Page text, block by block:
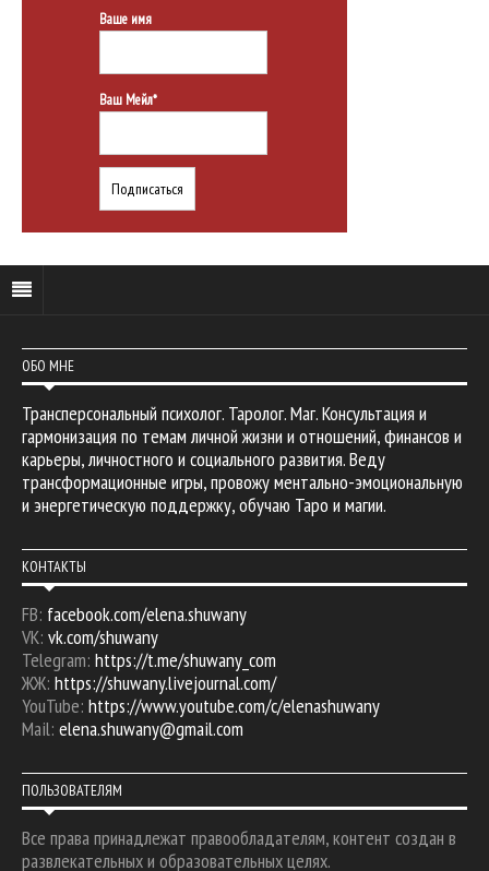
Ваше имя
Ваш Мейл*
ОБО МНЕ
Трансперсональный психолог. Таролог. Маг. Консультация и
гармонизация по темам личной жизни и отношений, финансов и
карьеры, личностного и социального развития. Веду
трансформационные игры, провожу ментально-эмоциональную
и энергетическую поддержку, обучаю Таро и магии.
КОНТАКТЫ
FB: facebook.com/elena.shuwany
VK: vk.com/shuwany
Telegram: https://t.me/shuwany_com
ЖЖ: https://shuwany.livejournal.com/
YouTube: https://www.youtube.com/c/elenashuwany
Mail: elena.shuwany@gmail.com
ПОЛЬЗОВАТЕЛЯМ
Все права принадлежат правообладателям, контент создан в
развлекательных и образовательных целях.